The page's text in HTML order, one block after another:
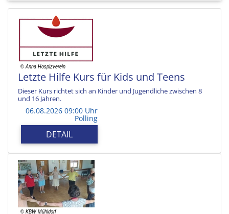
Letzte Hilfe Kurs für Kids und Teens
Dieser Kurs richtet sich an Kinder und Jugendliche zwischen 8
und 16 Jahren.
06.08.2026 09:00 Uhr
Polling
DETAIL